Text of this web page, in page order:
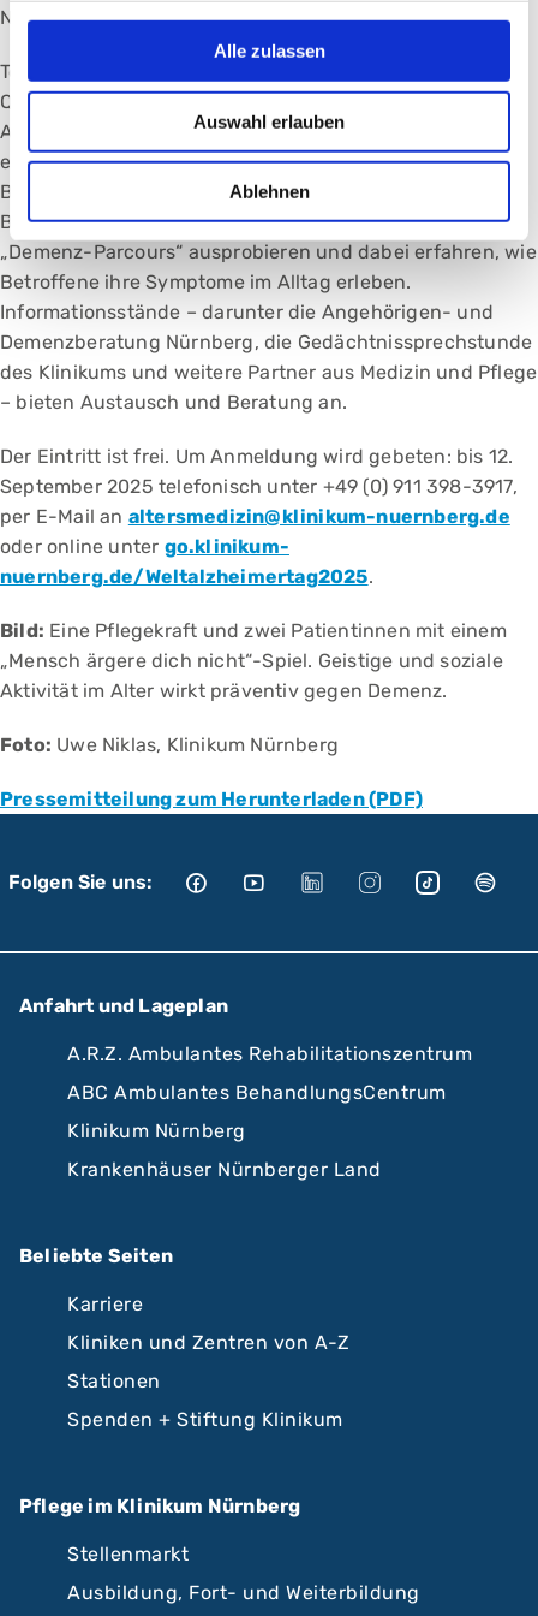
Alle zulassen
Auswahl erlauben
Ablehnen
Nebenwirkungen der neuen Medikamente bekannt ist.
Torsten Anstädt, Gründer des „humaQ Instituts“ für
Quartiersmanagement, stellt vor, welche digitalen
Assistenzsysteme den Alltag von Menschen mit Demenz
erleichtern können, von intelligenten Trinkerinnerungs-
Bechern über Therapiebälle bis zu Tracking-Systemen.
Besucherinnen und Besucher können außerdem einen
„Demenz-Parcours“ ausprobieren und dabei erfahren, wie
Betroffene ihre Symptome im Alltag erleben.
Informationsstände – darunter die Angehörigen- und
Demenzberatung Nürnberg, die Gedächtnissprechstunde
des Klinikums und weitere Partner aus Medizin und Pflege
– bieten Austausch und Beratung an.
Der Eintritt ist frei. Um Anmeldung wird gebeten: bis 12.
September 2025 telefonisch unter +49 (0) 911 398-3917,
per E-Mail an altersmedizin@klinikum-nuernberg.de
oder online unter go.klinikum-
nuernberg.de/Weltalzheimertag2025.
Bild: Eine Pflegekraft und zwei Patientinnen mit einem
„Mensch ärgere dich nicht“-Spiel. Geistige und soziale
Aktivität im Alter wirkt präventiv gegen Demenz.
Foto: Uwe Niklas, Klinikum Nürnberg
Pressemitteilung zum Herunterladen (PDF)
Folgen Sie uns:
Anfahrt und Lageplan
A.R.Z. Ambulantes Rehabilitationszentrum
ABC Ambulantes BehandlungsCentrum
Klinikum Nürnberg
Krankenhäuser Nürnberger Land
Beliebte Seiten
Karriere
Kliniken und Zentren von A-Z
Stationen
Spenden + Stiftung Klinikum
Pflege im Klinikum Nürnberg
Stellenmarkt
Ausbildung, Fort- und Weiterbildung